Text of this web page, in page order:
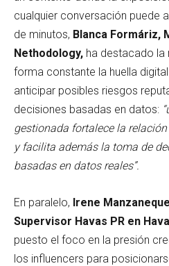
cualquier conversación puede
de minutos, Blanca Formáriz,
Nethodology, ha destacado la
forma constante la huella
anticipar posibles riesgos
decisiones basadas en datos:
gestionada fortalece la
y facilita además la toma de
basadas en datos reales”.
En paralelo, Irene
Supervisor Havas PR en
puesto el foco en la presión
los influencers para